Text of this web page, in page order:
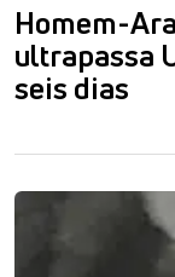
Homem-
ultrapassa
seis dias